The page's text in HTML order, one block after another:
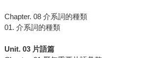
Chapter. 08 介系詞的種類
01. 介系詞的種類
Unit. 03 片語篇